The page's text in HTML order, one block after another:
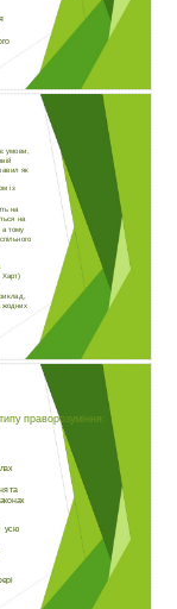
умови,
як
із
на
на
а тому
Харт)
жодних
праворозуміння:
та
усю